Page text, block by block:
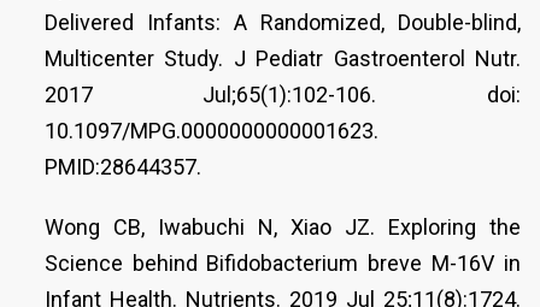
Delivered Infants: A Randomized, Double-blind,
Multicenter Study. J Pediatr Gastroenterol Nutr.
2017 Jul;65(1):102-106. doi:
10.1097/MPG.0000000000001623.
PMID:28644357.
Wong CB, Iwabuchi N, Xiao JZ. Exploring the
Science behind Bifidobacterium breve M-16V in
Infant Health. Nutrients. 2019 Jul 25;11(8):1724.